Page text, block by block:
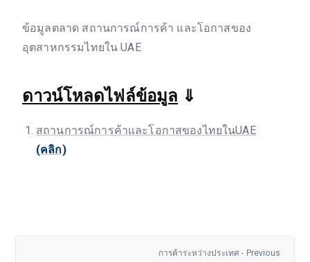
ข้อมูลตลาด สถานการณ์การค้า และโอกาสของ
อุตสาหกรรมไทยใน UAE
ดาวน์โหลดไฟล์ข้อมูล ⇓
สถานการณ์การค้าและโอกาสของไทยในUAE
(คลิก)
การค้าระหว่างประเทศ - Previous